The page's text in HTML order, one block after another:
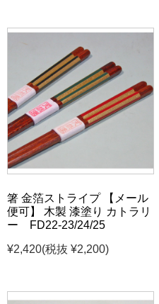
箸 金箔ストライプ 【メール
便可】 木製 漆塗り カトラリ
ー FD22-23/24/25
¥2,420(税抜 ¥2,200)